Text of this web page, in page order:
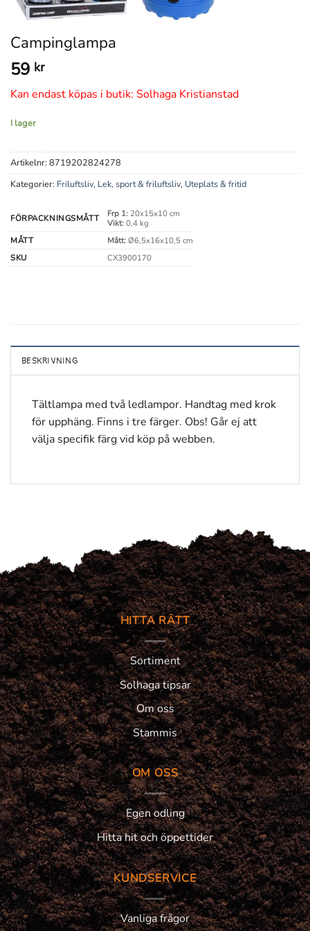
Campinglampa
59 kr
Kan endast köpas i butik: Solhaga Kristianstad
I lager
Artikelnr: 8719202824278
Kategorier: Friluftsliv, Lek, sport & friluftsliv, Uteplats & fritid
FÖRPACKNINGSMÅTT Frp 1:20x15x10 cm
Vikt:0,4 kg
MÅTT
Mått:Ø6,5x16x10,5 cm
SKU
CX3900170
BESKRIVNING
Tältlampa med två ledlampor. Handtag med krok
för upphäng. Finns i tre färger. Obs! Går ej att
välja specifik färg vid köp på webben.
HITTA RÄTT
Sortiment
Solhaga tipsar
Om oss
Stammis
OM OSS
Egen odling
Hitta hit och öppettider
KUNDSERVICE
Vanliga frågor